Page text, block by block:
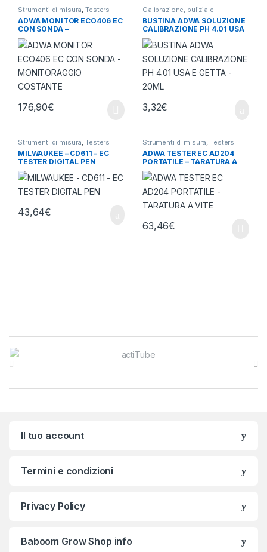
Strumenti di misura,Testers
termometri e igrometri
ADWA MONITOR ECO406 EC
CON SONDA –
MONITORAGGIO COSTANTE
176,90€
Calibrazione, pulizia e
conservazione,Strumenti di
misura
BUSTINA ADWA SOLUZIONE
CALIBRAZIONE PH 4.01 USA
E GETTA – 20ML
3,32€
Strumenti di misura ,Testers
termometri e igrometri
MILWAUKEE – CD611 – EC
TESTER DIGITAL PEN
43,64€
Strumenti di misura ,Testers
termometri e igrometri
ADWA TESTER EC AD204
PORTATILE – TARATURA A
VITE
63,46€
Brands Carousel
Il tuo account
Termini e condizioni
Privacy Policy
Baboom Grow Shop info